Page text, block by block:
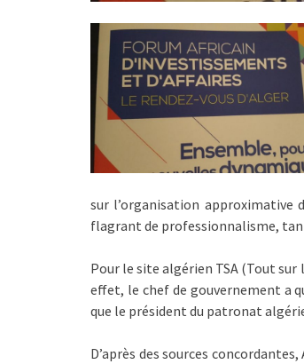
sur l’organisation approximative
flagrant de professionnalisme,
Pour le site algérien TSA (Tout sur
effet, le chef de gouvernement a
que le président du patronat
D’après des sources